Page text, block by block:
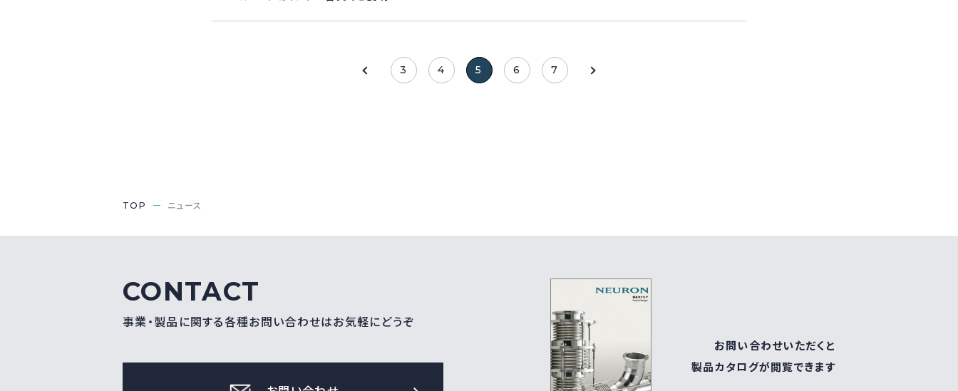
3 4 5 6 7
TOP ニュース
CONTACT
事業・製品に関する各種お問い合わせはお気軽にどうぞ
お問い合わせいただくと
製品カタログが閲覧できます